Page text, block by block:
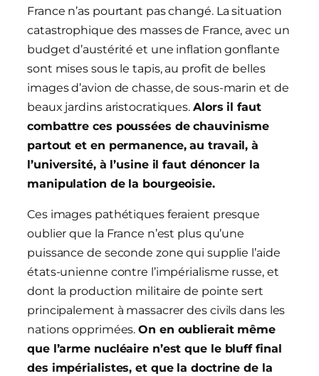
France n’as pourtant pas changé. La situation
catastrophique des masses de France, avec un
budget d’austérité et une inflation gonflante
sont mises sous le tapis, au profit de belles
images d’avion de chasse, de sous-marin et de
beaux jardins aristocratiques. Alors il faut
combattre ces poussées de chauvinisme
partout et en permanence, au travail, à
l’université, à l’usine il faut dénoncer la
manipulation de la bourgeoisie.
Ces images pathétiques feraient presque
oublier que la France n’est plus qu’une
puissance de seconde zone qui supplie l’aide
états-unienne contre l’impérialisme russe, et
dont la production militaire de pointe sert
principalement à massacrer des civils dans les
nations opprimées.On en oublierait même
que l’arme nucléaire n’est que le bluff final
des impérialistes, et que la doctrine de la